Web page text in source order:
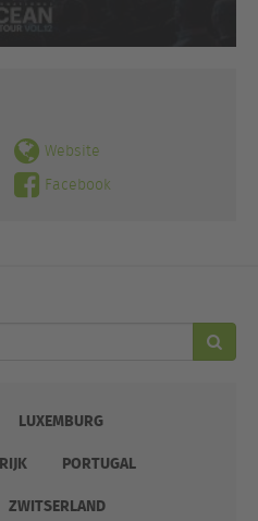
Website
Facebook
LUXEMBURG
PORTUGAL
ZWITSERLAND